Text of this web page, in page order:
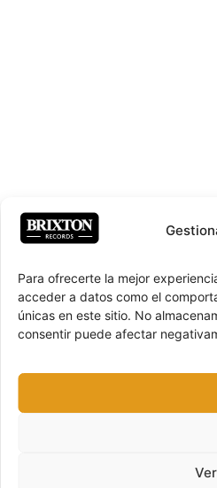
Para ofrecerte la mejor
acceder a datos como el
únicas en este sitio. No
consentir puede afectar